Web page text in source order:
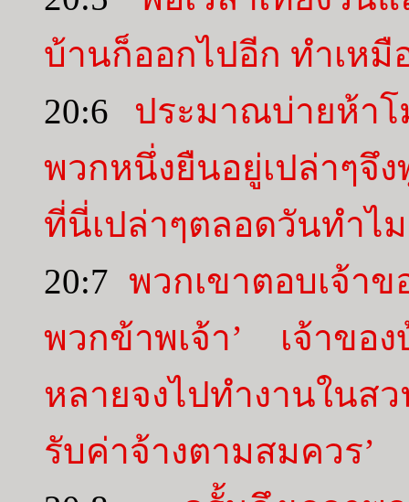
บ้านก็ออกไปอีก ทำเหมื
20:6 ประมาณบ่ายห้า
พวกหนึ่งยืนอยู่เปล่าๆจึ
ที่นี่เปล่าๆตลอดวันทำไม
20:7 พวกเขาตอบเจ้าข
พวกข้าพเจ้า’ เจ้าขอ
หลายจงไปทำงานในส
รับค่าจ้างตามสมควร’